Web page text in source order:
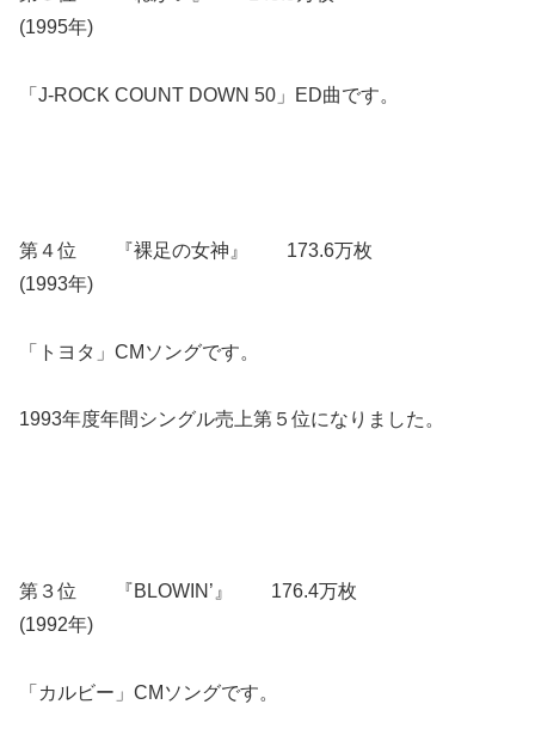
(1995年)
「J-ROCK COUNT DOWN 50」ED曲です。
第４位 『裸足の女神』 173.6万枚
(1993年)
「トヨタ」CMソングです。
1993年度年間シングル売上第５位になりました。
第３位 『BLOWIN’』 176.4万枚
(1992年)
「カルビー」CMソングです。